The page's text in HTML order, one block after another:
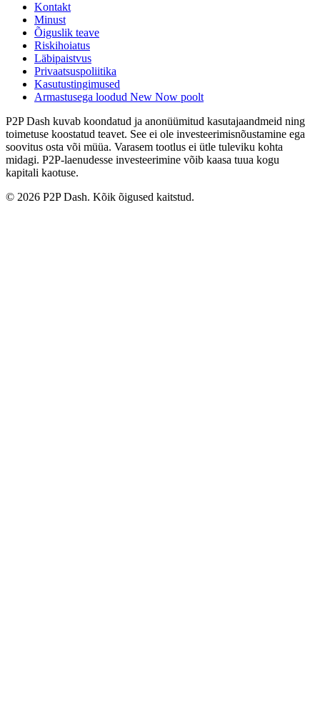
Kontakt
Minust
Õiguslik teave
Riskihoiatus
Läbipaistvus
Privaatsuspoliitika
Kasutustingimused
Armastusega loodud New Now poolt
P2P Dash kuvab koondatud ja anonüümitud kasutajaandmeid ning
toimetuse koostatud teavet. See ei ole investeerimisnõustamine ega
soovitus osta või müüa. Varasem tootlus ei ütle tuleviku kohta
midagi. P2P-laenudesse investeerimine võib kaasa tuua kogu
kapitali kaotuse.
© 2026 P2P Dash. Kõik õigused kaitstud.